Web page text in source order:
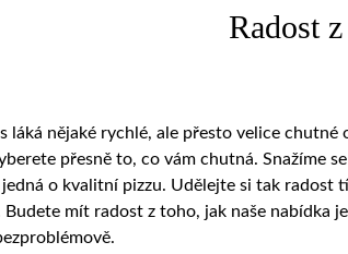
Radost
láká nějaké rychlé, ale přesto velice
přesně to, co vám chutná. Snažíme
jedná o kvalitní pizzu. Udělejte si tak radost
Budete mít radost z toho, jak naše nabídka